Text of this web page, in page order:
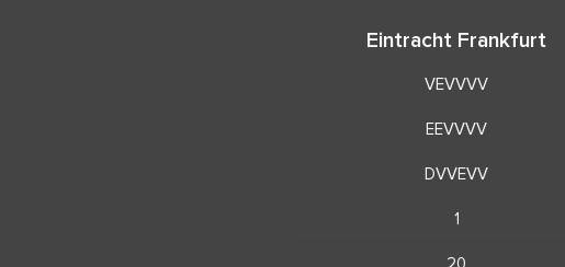
Eintracht Frankfurt
VEVVVV
EEVVVV
DVVEVV
1
20